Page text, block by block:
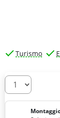
Turismo
Quantità